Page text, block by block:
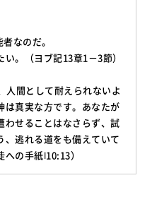
なのだ。
。（ヨブ記13章1－3節）
間として耐えられないよ
は真実な方です。あなたが
わせることはなさらず、試
、逃れる道をも備えていて
の手紙Ⅰ10:13）